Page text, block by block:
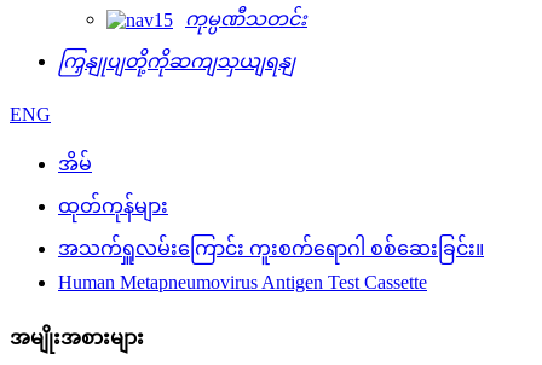
ကုမ္ပဏီသတင်း
ကြှနျုပျတို့ကိုဆကျသှယျရနျ
ENG
အိမ်
ထုတ်ကုန်များ
အသက်ရှူလမ်းကြောင်း ကူးစက်ရောဂါ စစ်ဆေးခြင်း။
Human Metapneumovirus Antigen Test Cassette
အမျိုးအစားများ